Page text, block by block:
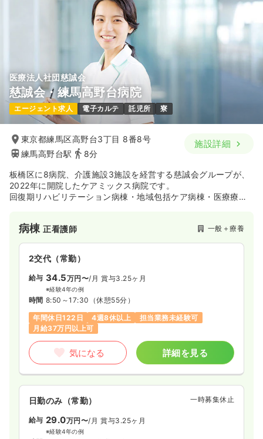
医療法人社団慈誠会
慈誠会・練馬高野台病院
エージェント求人 電子カルテ 託児所 寮
東京都練馬区高野台3丁目 8番8号
練馬高野台駅
8分
施設詳細
板橋区に8病院、介護施設3施設を経営する慈誠会グループが、
2022年に開院したケアミックス病院です。
回復期リハビリテーション病棟・地域包括ケア病棟・医療療養
病棟正看護師 一般＋療養
2交代（常勤）
給与 34.5万円〜/月 賞与3.25ヶ月
※経験4年の例
時間 8:50～17:30 （休憩55分）
年間休日122日
4週8休以上
担当業務未経験可
月給37万円以上可
気になる 詳細を見る
日勤のみ（常勤） 一時募集休止
給与 29.0万円〜/月 賞与3.25ヶ月
※経験4年の例